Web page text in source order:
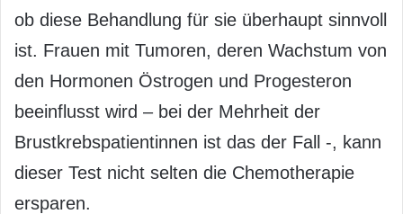
ob diese Behandlung für sie überhaupt sinnvoll
ist. Frauen mit Tumoren, deren Wachstum von
den Hormonen Östrogen und Progesteron
beeinflusst wird – bei der Mehrheit der
Brustkrebspatientinnen ist das der Fall -, kann
dieser Test nicht selten die Chemotherapie
ersparen.